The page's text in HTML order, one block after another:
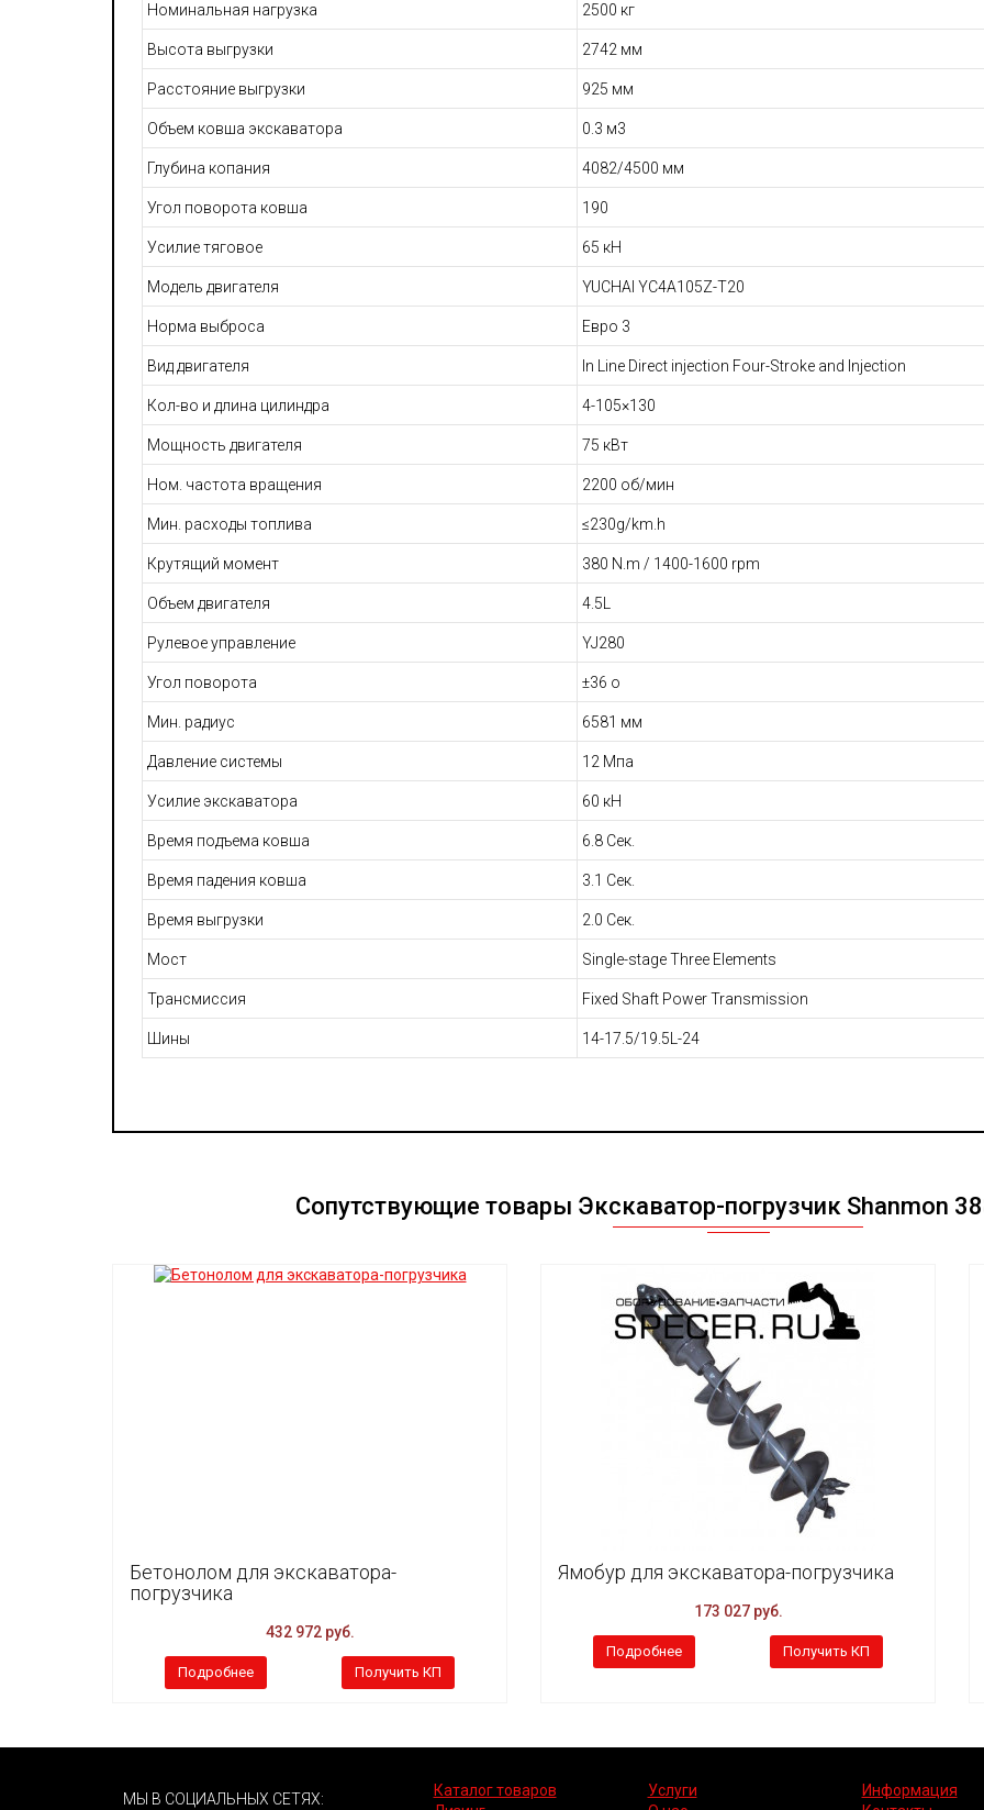
Номинальная нагрузка 2500 кг
Высота выгрузки 2742 мм
Расстояние выгрузки 925 мм
Объем ковша экскаватора 0.3 м3
Глубина копания 4082/4500 мм
Угол поворота ковша 190
Усилие тяговое 65 кН
Модель двигателя YUCHAI YC4A105Z-T20
Норма выброса Евро 3
Вид двигателя In Line Direct injection Four-Stroke and Injection
Кол-во и длина цилиндра 4-105×130
Мощность двигателя 75 кВт
Ном. частота вращения 2200 об/мин
Мин. расходы топлива ≤230g/km.h
Крутящий момент 380 N.m / 1400-1600 rpm
Объем двигателя 4.5L
Рулевое управление YJ280
Угол поворота ±36 o
Мин. радиус 6581 мм
Давление системы 12 Мпа
Усилие экскаватора 60 кН
Время подъема ковша 6.8 Сек.
Время падения ковша 3.1 Сек.
Время выгрузки 2.0 Сек.
Мост Single-stage Three Elements
Трансмиссия Fixed Shaft Power Transmission
Шины 14-17.5/19.5L-24
Сопутствующие товары Экскаватор-погрузчик Shanmon
Бетонолом для экскаватора-
погрузчика
432 972 руб.
Подробнее Получить КП
Ямобур для экскаватора-погрузчика
173 027 руб.
Подробнее Получить КП
МЫ В СОЦИАЛЬНЫХ СЕТЯХ: Каталог товаров Услуги
Информация